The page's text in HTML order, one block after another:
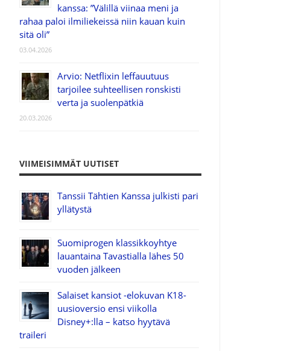
kanssa: ”Välillä viinaa meni ja
rahaa paloi ilmiliekeissä niin kauan kuin
sitä oli”
03.04.2026
Arvio: Netflixin leffauutuus
tarjoilee suhteellisen ronskisti
verta ja suolenpätkiä
20.03.2026
VIIMEISIMMÄT UUTISET
Tanssii Tähtien Kanssa julkisti pari
yllätystä
Suomiprogen klassikkoyhtye
lauantaina Tavastialla lähes 50
vuoden jälkeen
Salaiset kansiot -elokuvan K18-
uusioversio ensi viikolla
Disney+:lla – katso hyytävä
traileri